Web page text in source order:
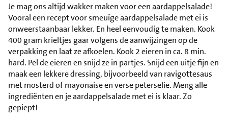
Je mag ons altijd wakker maken voor eenaardappelsalade!
Vooral een recept voor smeuïge aardappelsalade met ei is
onweerstaanbaar lekker. En heel eenvoudig te maken. Kook
400 gram krieltjes gaar volgens de aanwijzingen op de
verpakking en laat ze afkoelen. Kook 2 eieren in ca. 8 min.
hard. Pel de eieren en snijd ze in partjes. Snijd een uitje fijn en
maak een lekkere dressing, bijvoorbeeld van ravigottesaus
met mosterd of mayonaise en verse peterselie. Meng alle
ingrediënten en je aardappelsalade met ei is klaar. Zo
gepiept!